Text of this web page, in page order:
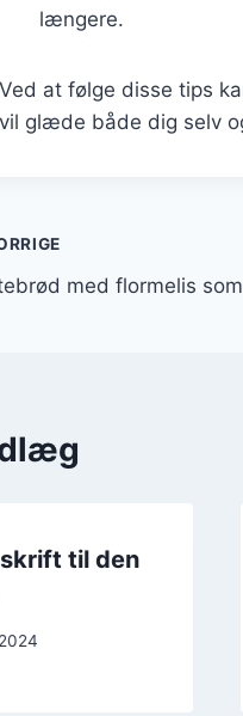
længere.
Ved at følge disse tips
vil glæde både dig selv
med flormelis
til den